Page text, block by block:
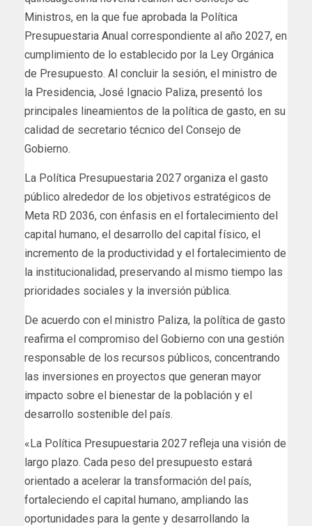
Ministros, en la que fue aprobada la Política
Presupuestaria Anual correspondiente al año 2027, en
cumplimiento de lo establecido por la Ley Orgánica
de Presupuesto. Al concluir la sesión, el ministro de
la Presidencia, José Ignacio Paliza, presentó los
principales lineamientos de la política de gasto, en su
calidad de secretario técnico del Consejo de
Gobierno.
La Política Presupuestaria 2027 organiza el gasto
público alrededor de los objetivos estratégicos de
Meta RD 2036, con énfasis en el fortalecimiento del
capital humano, el desarrollo del capital físico, el
incremento de la productividad y el fortalecimiento de
la institucionalidad, preservando al mismo tiempo las
prioridades sociales y la inversión pública.
De acuerdo con el ministro Paliza, la política de gasto
reafirma el compromiso del Gobierno con una gestión
responsable de los recursos públicos, concentrando
las inversiones en proyectos que generan mayor
impacto sobre el bienestar de la población y el
desarrollo sostenible del país.
«La Política Presupuestaria 2027 refleja una visión de
largo plazo. Cada peso del presupuesto estará
orientado a acelerar la transformación del país,
fortaleciendo el capital humano, ampliando las
oportunidades para la gente y desarrollando la